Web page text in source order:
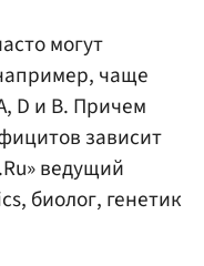
могут
чаще
D и B. Причем
зависит
ведущий
биолог, генетик